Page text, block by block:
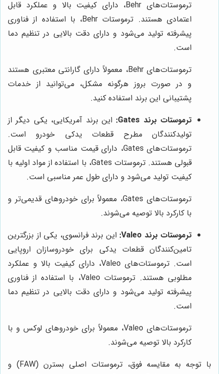
ترموستات‌های Behr، دارای کیفیت بالا و عملکرد قابل
اعتمادی هستند. ترموستات Behr، با استفاده از فناوری
پیشرفته تولید می‌شود و دارای دقت بالایی در تنظیم دما
است.
ترموستات‌های Behr، معمولاً دارای گارانتی معتبری هستند
و در صورت بروز هرگونه مشکل، می‌توانید از خدمات
پشتیبانی این برند استفاده کنید.
ترموستات برند Gates:
این برند آمریکایی، یکی دیگر از
تولیدکنندگان مطرح قطعات یدکی خودرو است.
ترموستات‌های Gates، دارای قیمت مناسب و کیفیت قابل
قبولی هستند. ترموستات Gates، با استفاده از مواد اولیه با
کیفیت تولید می‌شود و دارای طول عمر مناسبی است.
ترموستات‌های Gates، معمولاً برای خودروهای قدیمی‌تر و
با کارکرد بالا توصیه می‌شوند.
ترموستات برند Valeo:
این برند فرانسوی، یکی از بزرگترین
تامین‌کنندگان قطعات یدکی برای خودروسازان اروپایی
است. ترموستات‌های Valeo، دارای کیفیت بالا و عملکرد
مطلوبی هستند. ترموستات Valeo، با استفاده از فناوری
پیشرفته تولید می‌شود و دارای دقت بالایی در تنظیم دما
است.
ترموستات‌های Valeo، معمولاً برای خودروهای لوکس و با
کارکرد بالا توصیه می‌شوند.
با توجه به مقایسه فوق، ترموستات اصلی بسترن (FAW) و